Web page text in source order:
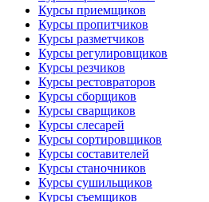
Курсы приемщиков
Курсы пропитчиков
Курсы разметчиков
Курсы регулировщиков
Курсы резчиков
Курсы рестовраторов
Курсы сборщиков
Курсы сварщиков
Курсы слесарей
Курсы сортировщиков
Курсы составителей
Курсы станочников
Курсы сушильщиков
Курсы съемщиков